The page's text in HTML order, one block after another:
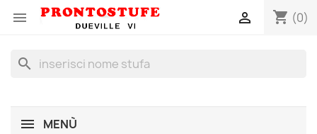
 shopping_cart (0)

search
MENÙ